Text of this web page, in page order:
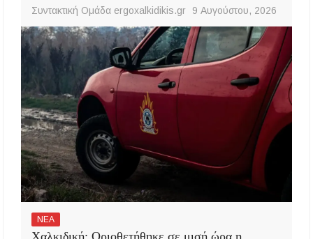
Συντακτική Ομάδα ergoxalkidikis.gr 9 Αυγούστου, 2026
ΝΕΑ
Χαλκιδική: Οριοθετήθηκε σε μισή ώρα η